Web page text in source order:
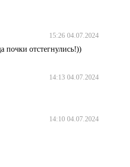
15:26 04.07.2024
почки отстегнулись!))
14:13 04.07.2024
14:10 04.07.2024